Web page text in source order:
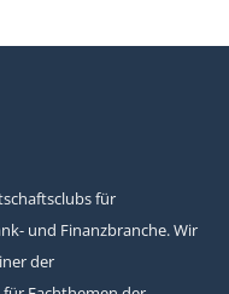
für
und Finanzbranche. Wir
der